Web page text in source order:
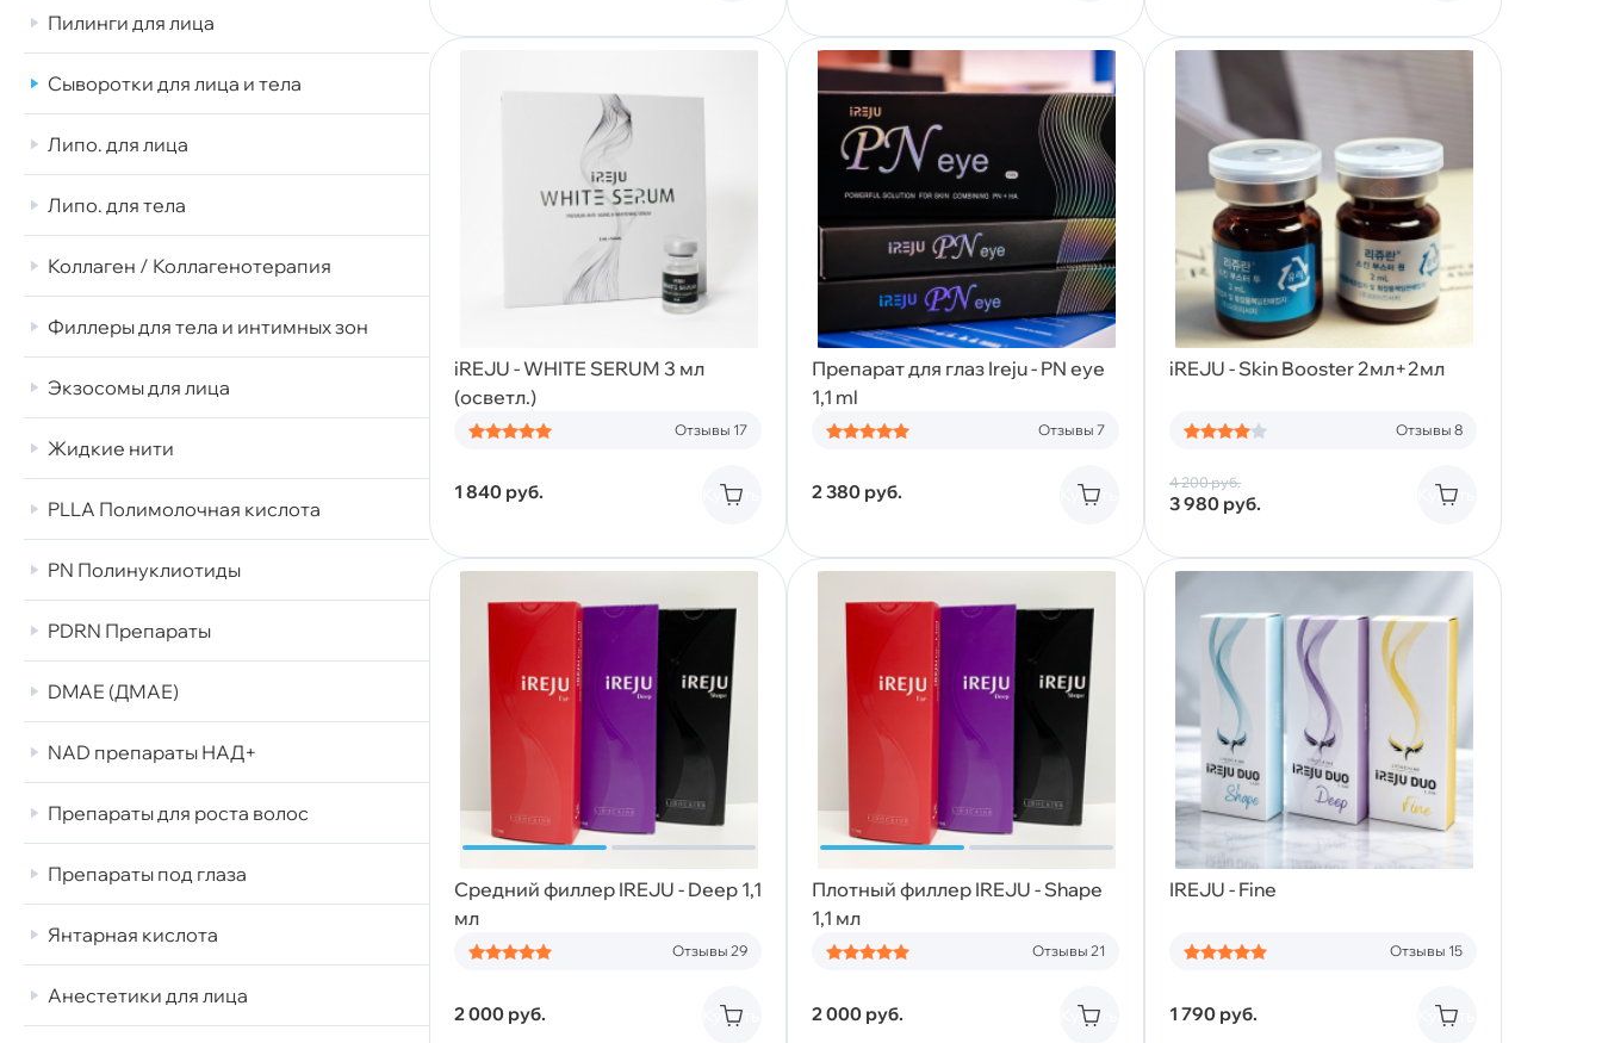
Пилинги для лица
Сыворотки для лица и тела
Липо. для лица
Липо. для тела
Коллаген / Коллагенотерапия
Филлеры для тела и интимных зон
Экзосомы для лица
Жидкие нити
PLLA Полимолочная кислота
PN Полинуклиотиды
PDRN Препараты
DMAE (ДМАЕ)
NAD препараты НАД+
Препараты для роста волос
Препараты под глаза
Янтарная кислота
Анестетики для лица
iREJU - WHITE SERUM 3 мл
(осветл.)
Отзывы 17
1 840 руб. Купить
Препарат для глаз Ireju - PN eye
1,1 ml
Отзывы 7
2 380 руб. Купить
iREJU - Skin Booster 2мл+2мл
Отзывы 8
4 200руб.
3 980 руб. Купить
Средний филлер IREJU - Deep 1,1
мл
Отзывы 29
2 000 руб. Купить
Плотный филлер IREJU - Shape
1,1 мл
Отзывы 21
2 000 руб. Купить
IREJU - Fine
Отзывы 15
1 790 руб. Купить